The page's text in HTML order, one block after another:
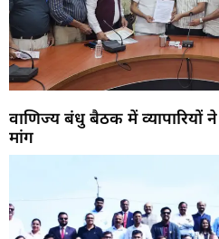
वाणिज्य बंधु बैठक में व्यापारियों
मांग